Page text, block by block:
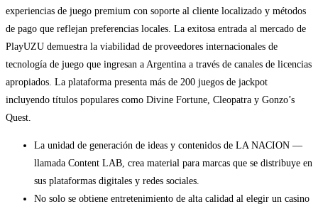
experiencias de juego premium con soporte al cliente localizado y métodos
de pago que reflejan preferencias locales. La exitosa entrada al mercado de
PlayUZU demuestra la viabilidad de proveedores internacionales de
tecnología de juego que ingresan a Argentina a través de canales de licencias
apropiados. La plataforma presenta más de 200 juegos de jackpot
incluyendo títulos populares como Divine Fortune, Cleopatra y Gonzo’s
Quest.
La unidad de generación de ideas y contenidos de LA NACION —
llamada Content LAB, crea material para marcas que se distribuye en
sus plataformas digitales y redes sociales.
No solo se obtiene entretenimiento de alta calidad al elegir un casino